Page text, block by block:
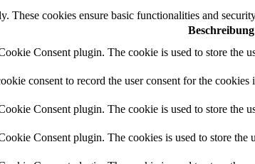
These cookies ensure basic functionalities and
Beschreibung
Consent plugin. The cookie is used to store the
consent to record the user consent for the
Consent plugin. The cookie is used to store the
Consent plugin. The cookies is used to store the